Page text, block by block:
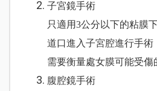
子宮鏡手術
只適用3公分以下的粘膜
道口進入子宮腔進行手術
需要衡量處女膜可能受傷
腹腔鏡手術